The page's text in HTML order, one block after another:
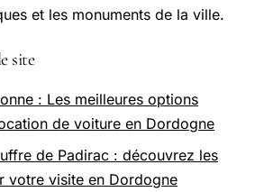
et les monuments de la ville.
site
: Les meilleures options
de voiture en Dordogne
de Padirac : découvrez les
votre visite en Dordogne